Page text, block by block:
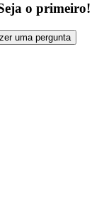
o primeiro!
uma pergunta